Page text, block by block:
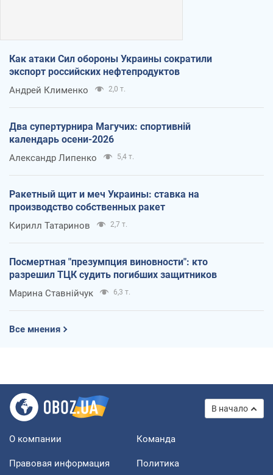
Как атаки Сил обороны Украины сократили
экспорт российских нефтепродуктов
Андрей Клименко 2,0 т.
Два супертурнира Магучих: спортивній
календарь осени-2026
Александр Липенко 5,4 т.
Ракетный щит и меч Украины: ставка на
производство собственных ракет
Кирилл Татаринов 2,7 т.
Посмертная "презумпция виновности": кто
разрешил ТЦК судить погибших защитников
Марина Ставнійчук 6,3 т.
Все мнения
В начало
О компании Команда
Правовая информация
Политика